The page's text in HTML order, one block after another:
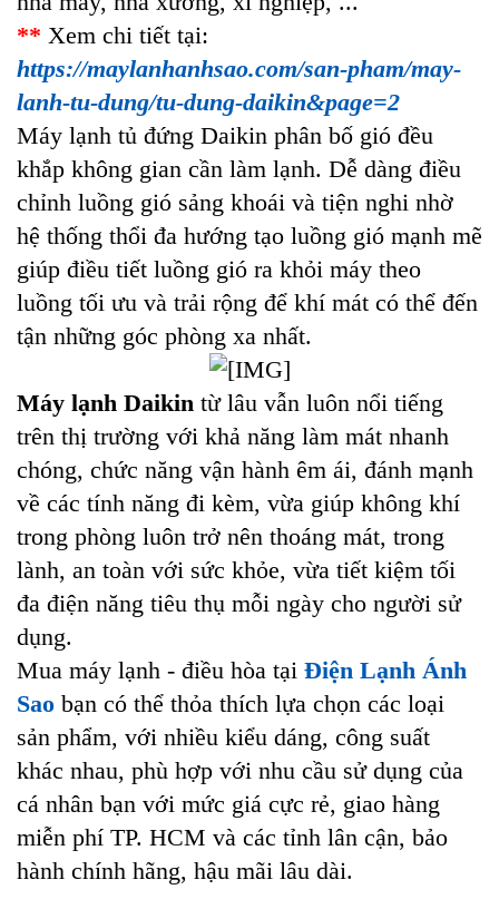
** Xem chi tiết tại:
https://maylanhanhsao.com/san-pham/may-
lanh-tu-dung/tu-dung-daikin&page=2
Máy lạnh tủ đứng Daikin phân bố gió đều
khắp không gian cần làm lạnh. Dễ dàng điều
chỉnh luồng gió sảng khoái và tiện nghi nhờ
hệ thống thổi đa hướng tạo luồng gió mạnh mẽ
giúp điều tiết luồng gió ra khỏi máy theo
luồng tối ưu và trải rộng để khí mát có thể đến
tận những góc phòng xa nhất.
Máy lạnh Daikin từ lâu vẫn luôn nổi tiếng
trên thị trường với khả năng làm mát nhanh
chóng, chức năng vận hành êm ái, đánh mạnh
về các tính năng đi kèm, vừa giúp không khí
trong phòng luôn trở nên thoáng mát, trong
lành, an toàn với sức khỏe, vừa tiết kiệm tối
đa điện năng tiêu thụ mỗi ngày cho người sử
dụng.
Mua máy lạnh - điều hòa tại Điện Lạnh Ánh
Sao bạn có thể thỏa thích lựa chọn các loại
sản phẩm, với nhiều kiểu dáng, công suất
khác nhau, phù hợp với nhu cầu sử dụng của
cá nhân bạn với mức giá cực rẻ, giao hàng
miễn phí TP. HCM và các tỉnh lân cận, bảo
hành chính hãng, hậu mãi lâu dài.